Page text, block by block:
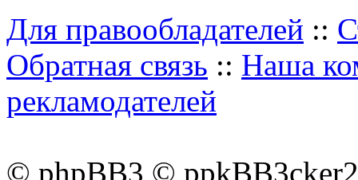
Для правообладателей ::
Обратная связь :: Наша
рекламодателей
© phpBB3 ©